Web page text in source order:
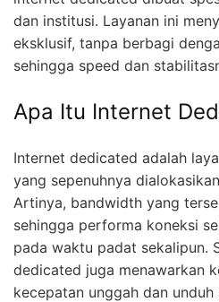
dan institusi. Layanan ini
eksklusif, tanpa berbagi
sehingga speed dan
Apa Itu Internet
Internet dedicated adalah
yang sepenuhnya
Artinya, bandwidth yang
sehingga performa koneksi
pada waktu padat sekalipun.
dedicated juga menawarkan
kecepatan unggah dan unduh